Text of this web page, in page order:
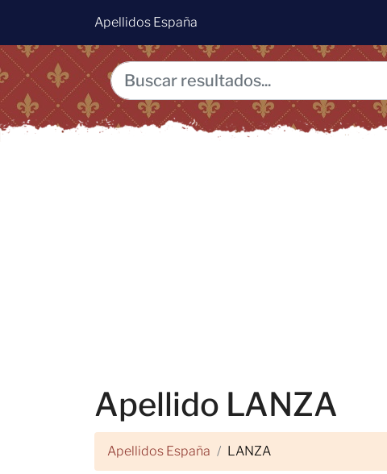
Apellidos España
Apellido LANZA
Apellidos España LANZA